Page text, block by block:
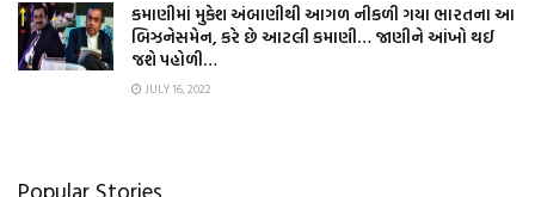
કમાણીમાં મુકેશ અંબાણીથી આગળ નીકળી ગયા ભારતના આ
બિઝનેસમેન, કરે છે આટલી કમાણી… જાણીને આંખો થઈ
જશે પહોળી…
JULY 16, 2022